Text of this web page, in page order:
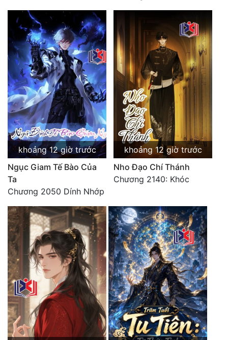
Tu Chân
Tu Tiên
Tội Phạm
Vô Địch
Võ Hiệp
Võng Du
Xuyên Không
Xuyên Nhanh
Xuyên Sách
Xuyên Thư
Điền Văn
Đô Thị
Đông Phương
Đông Phương Huyền Huyễn
Đồng Nhân
Cẩu Đạo Trường Sinh
khoảng 12 giờ trước
Ngục Giam Tế Bào Của
Ta
Chương 2050 Dính Nhớp
khoảng 12 giờ trước
Nho Đạo Chí Thánh
Chương 2140: Khóc